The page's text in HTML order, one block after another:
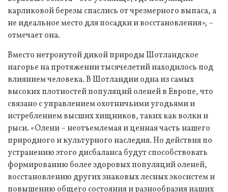
карликовой березы спаслись от чрезмерного выпаса, а
не идеальное место для посадки и восстановления», –
отмечает она.
Вместо нетронутой дикой природы Шотландское
нагорье на протяжении тысячелетий находилось под
влиянием человека. В Шотландии одна из самых
высоких плотностей популяций оленей в Европе, что
связано с управлением охотничьими угодьями и
истреблением высших хищников, таких как волки и
рыси. «Олени – неотъемлемая и ценная часть нашего
природного и культурного наследия. Но действия по
устранению этого дисбаланса будут способствовать
формированию более здоровых популяций оленей,
восстановлению других знаковых лесных экосистем и
повышению общего состояния и разнообразия наших